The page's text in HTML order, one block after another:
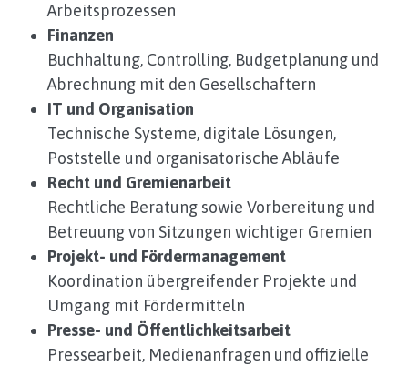
Arbeitsprozessen
Finanzen
Buchhaltung, Controlling, Budgetplanung und
Abrechnung mit den Gesellschaftern
IT und Organisation
Technische Systeme, digitale Lösungen,
Poststelle und organisatorische Abläufe
Recht und Gremienarbeit
Rechtliche Beratung sowie Vorbereitung und
Betreuung von Sitzungen wichtiger Gremien
Projekt- und Fördermanagement
Koordination übergreifender Projekte und
Umgang mit Fördermitteln
Presse- und Öffentlichkeitsarbeit
Pressearbeit, Medienanfragen und offizielle